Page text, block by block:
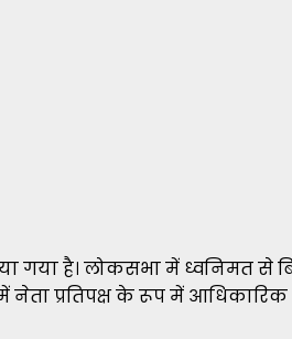
गया है। लोकसभा में ध्वनिमत से
प्रतिपक्ष के रूप में